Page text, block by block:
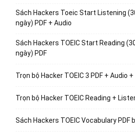
Sách Hackers Toeic Start Listening
ngày) PDF + Audio
Sách Hackers TOEIC Start Reading
ngày) PDF
Trọn bộ Hacker TOEIC 3 PDF + Audio
Trọn bộ Hacker TOEIC Reading +
Sách Hackers TOEIC Vocabulary PDF